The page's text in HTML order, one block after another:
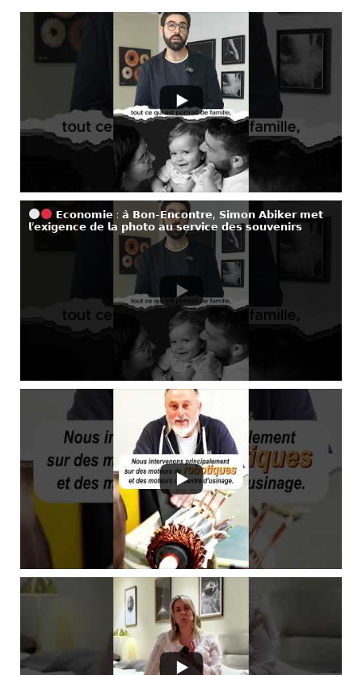
𝗘𝗰𝗼𝗻𝗼𝗺𝗶𝗲 : 𝗮̀ 𝗕𝗼𝗻-𝗘𝗻𝗰𝗼𝗻𝘁𝗿𝗲, 𝗦𝗶𝗺𝗼𝗻 𝗔𝗯𝗶𝗸𝗲𝗿 𝗺𝗲𝘁
𝗹’𝗲𝘅𝗶𝗴𝗲𝗻𝗰𝗲 𝗱𝗲 𝗹𝗮 𝗽𝗵𝗼𝘁𝗼 𝗮𝘂 𝘀𝗲𝗿𝘃𝗶𝗰𝗲 𝗱𝗲𝘀 𝘀𝗼𝘂𝘃𝗲𝗻𝗶𝗿𝘀